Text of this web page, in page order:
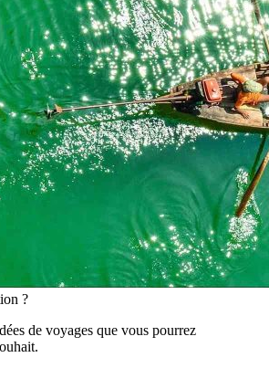
?
de voyages que vous pourrez